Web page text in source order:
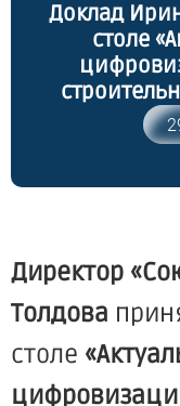
Доклад
столе
Директор
Толдова
столе